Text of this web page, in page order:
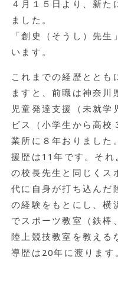
４月１５日より、新た
ました。
「創史（そうし）先
います。
これまでの経歴ととも
ますと、前職は神奈川
児童発達支援（未就学
ビス（小学生から高校
業所に８年おりました
援歴は11年です。それ
の校長先生と同じくス
代に自身が打ち込んだ
の経験をもとにし、横
でスポーツ教室（鉄棒
陸上競技教室を教える
導歴は20年に渡ります